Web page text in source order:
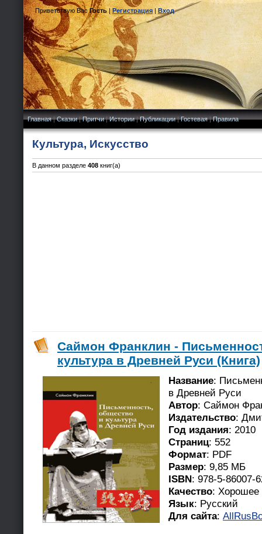
Приветствую Вас Гость|Регистрация|Вход
Главная|Сказки|Притчи|Истории|Публикации|Гостевая|Правила
Культура, Искусство
В данном разделе 408 книг(а)
Саймон Франклин -
культура в Древней Руси (Книга)
Название:
в Древней Руси
Автор: Саймон
Издательство:
Год издания: 2010
Страниц: 552
Формат: PDF
Размер: 9,85 МБ
ISBN: 978-5-86007-
Качество: Хорошее
Язык: Русский
Для сайта: